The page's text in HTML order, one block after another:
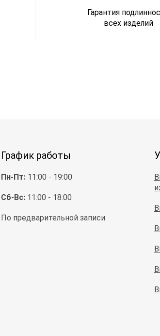
Гарантия
всех изделий
График работы
Пн-Пт: 11:00 - 19:00
Сб-Вс: 11:00 - 18:00
По предварительной записи